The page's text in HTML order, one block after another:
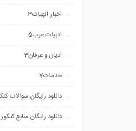
اخبار الهیات3
ادبیات عرب5
ادیان و عرفان3
خدمات7
دانلود رایگان سوالات
دانلود رایگان منابع